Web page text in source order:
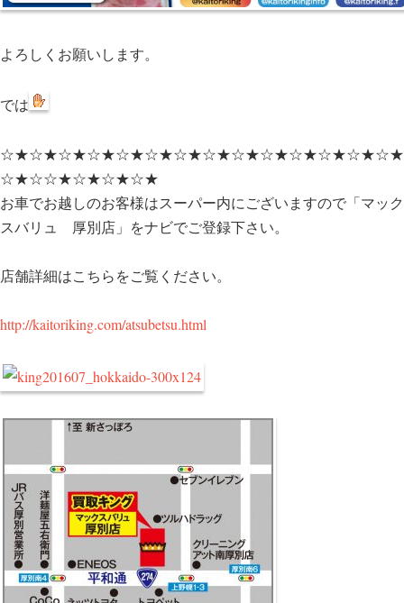
よろしくお願いします。
では
☆★☆★☆★☆★☆★☆★☆★☆★☆★☆★☆★☆★☆★☆★
☆★☆☆★☆★☆★☆★
お車でお越しのお客様はスーパー内にございますので「マック
スバリュ 厚別店」をナビでご登録下さい。
店舗詳細はこちらをご覧ください。
http://kaitoriking.com/atsubetsu.html